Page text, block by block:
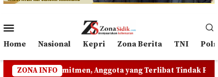
Mobile
Home Nasional Kepri Zona Berita TNI
ZONA INFO
Anggota yang Terlibat Tindak Pidana Akan Diproses